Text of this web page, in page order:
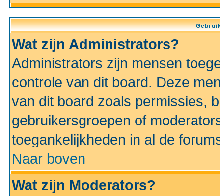
Wat zijn Administrators?
Administrators zijn mensen
controle van dit board. Deze
van dit board zoals permissies,
gebruikersgroepen of
toegankelijkheden in al de
Naar boven
Wat zijn Moderators?